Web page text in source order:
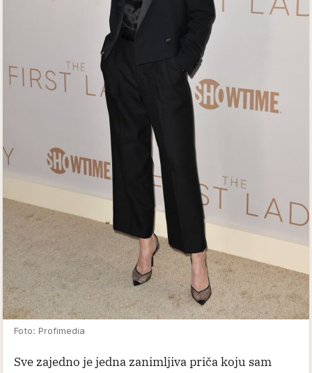
Foto: Profimedia
Sve zajedno je jedna zanimljiva priča koju sam